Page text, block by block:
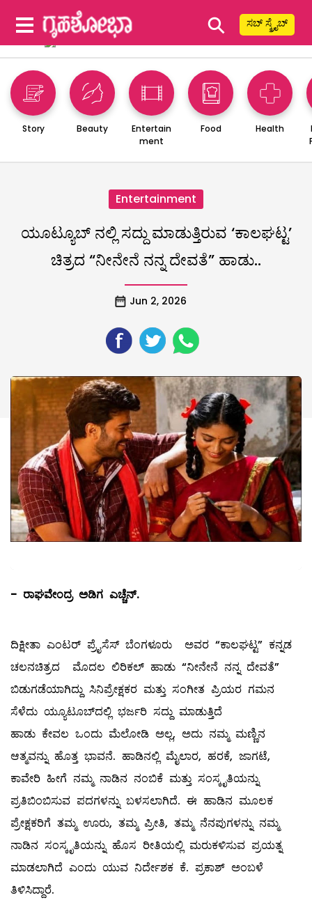
⚲ ಸಬ್ ಸ್ಕ್ರೈಬ್
Story Beauty
Entertain
ment
Food Health
Entertainment
ಯೂಟ್ಯೂಬ್ ನಲ್ಲಿ ಸದ್ದು ಮಾಡುತ್ತಿರುವ ‘ಕಾಲಘಟ್ಟ’
ಚಿತ್ರದ “ನೀನೇನೆ ನನ್ನ ದೇವತೆ” ಹಾಡು..
Jun 2, 2026
- ರಾಘವೇಂದ್ರ ಅಡಿಗ ಎಚ್ಚೆನ್.
ದಿಕ್ಷೀತಾ ಎಂಟರ್ ಪ್ರೈಸೆಸ್ ಬೆಂಗಳೂರು ಅವರ “ಕಾಲಘಟ್ಟ” ಕನ್ನಡ
ಚಲನಚಿತ್ರದ ಮೊದಲ ಲಿರಿಕಲ್ ಹಾಡು “ನೀನೇನೆ ನನ್ನ ದೇವತೆ”
ಬಿಡುಗಡೆಯಾಗಿದ್ದು ಸಿನಿಪ್ರೇಕ್ಷಕರ ಮತ್ತು ಸಂಗೀತ ಪ್ರಿಯರ ಗಮನ
ಸೆಳೆದು ಯ್ಯೂಟೂಬ್‌ದಲ್ಲಿ ಭರ್ಜರಿ ಸದ್ದು ಮಾಡುತ್ತಿದೆ
ಹಾಡು ಕೇವಲ ಒಂದು ಮೆಲೋಡಿ ಅಲ್ಲ, ಅದು ನಮ್ಮ ಮಣ್ಣಿನ
ಆತ್ಮವನ್ನು ಹೊತ್ತ ಭಾವನೆ. ಹಾಡಿನಲ್ಲಿ ಮೈಲಾರ, ಹರಕೆ, ಜಾಗಟೆ,
ಕಾವೇರಿ ಹೀಗೆ ನಮ್ಮ ನಾಡಿನ ನಂಬಿಕೆ ಮತ್ತು ಸಂಸ್ಕೃತಿಯನ್ನು
ಪ್ರತಿಬಿಂಬಿಸುವ ಪದಗಳನ್ನು ಬಳಸಲಾಗಿದೆ. ಈ ಹಾಡಿನ ಮೂಲಕ
ಪ್ರೇಕ್ಷಕರಿಗೆ ತಮ್ಮ ಊರು, ತಮ್ಮ ಪ್ರೀತಿ, ತಮ್ಮ ನೆನಪುಗಳನ್ನು ನಮ್ಮ
ನಾಡಿನ ಸಂಸ್ಕೃತಿಯನ್ನು ಹೊಸ ರೀತಿಯಲ್ಲಿ ಮರುಕಳಿಸುವ ಪ್ರಯತ್ನ
ಮಾಡಲಾಗಿದೆ ಎಂದು ಯುವ ನಿರ್ದೇಶಕ ಕೆ. ಪ್ರಕಾಶ್ ಅಂಬಳೆ
ತಿಳಿಸಿದ್ದಾರೆ.